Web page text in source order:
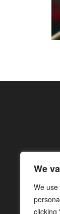
We
We
clicking